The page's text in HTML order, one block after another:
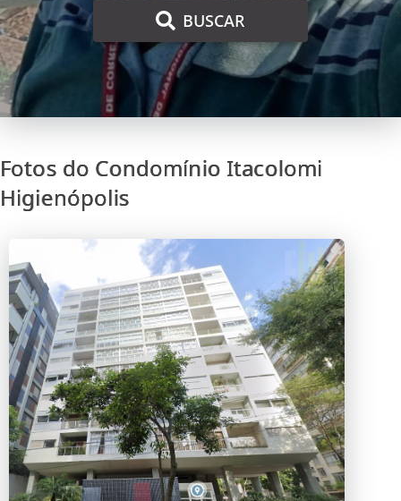
BUSCAR
Fotos do Condomínio Itacolomi
Higienópolis